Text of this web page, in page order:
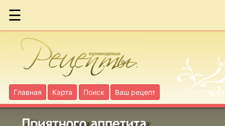
☰
Главная Карта Поиск Ваш рецепт
Ассорти
запеченное из
цветной
Бекон жареный
с яблоками по-
шведски